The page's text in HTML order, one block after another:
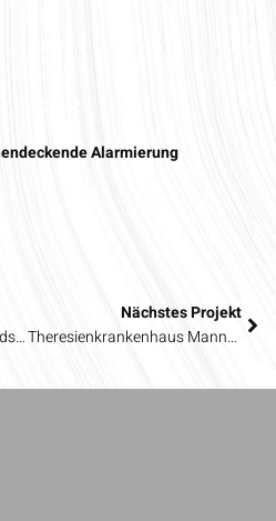
Alarmierung
ZfP Calw – Klinikum im Nordschwarzwald
Nächstes Projekt
Theresienkrankenhaus Mannheim